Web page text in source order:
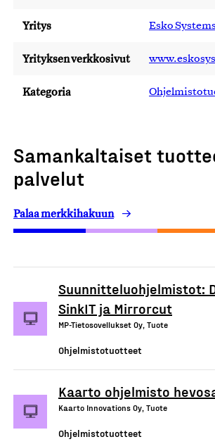
Yritys Esko
Yrityksen verkkosivut
Kategoria
Samankaltaiset
palvelut
Palaa merkkihakuun
Suunnitteluohjelmistot:
SinkIT ja Mirrorcut
MP-Tietosovellukset Oy, Tuote
Ohjelmistotuotteet
Kaarto ohjelmisto
Kaarto Innovations Oy, Tuote
Ohjelmistotuotteet